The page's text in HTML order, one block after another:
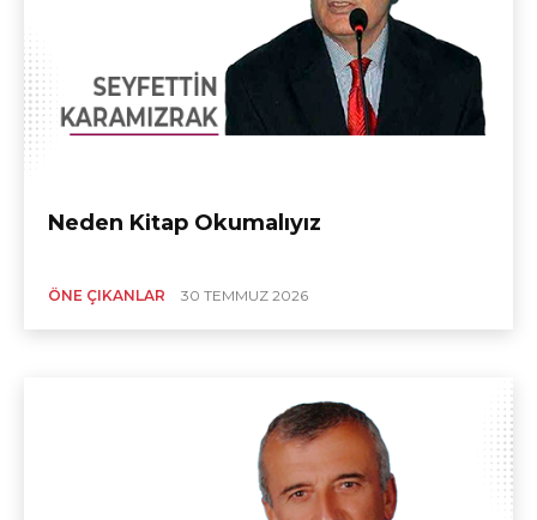
Neden Kitap Okumalıyız
ÖNE ÇIKANLAR 30 TEMMUZ 2026